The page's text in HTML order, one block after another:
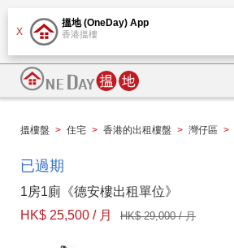
X
搵地 (OneDay) App
香港搵樓
搵樓盤 > 住宅 > 香港的出租樓盤 > 灣仔區 >
已過期
1房1廁《德安樓出租單位》
HK$ 25,500 / 月
HK$ 29,000 / 月